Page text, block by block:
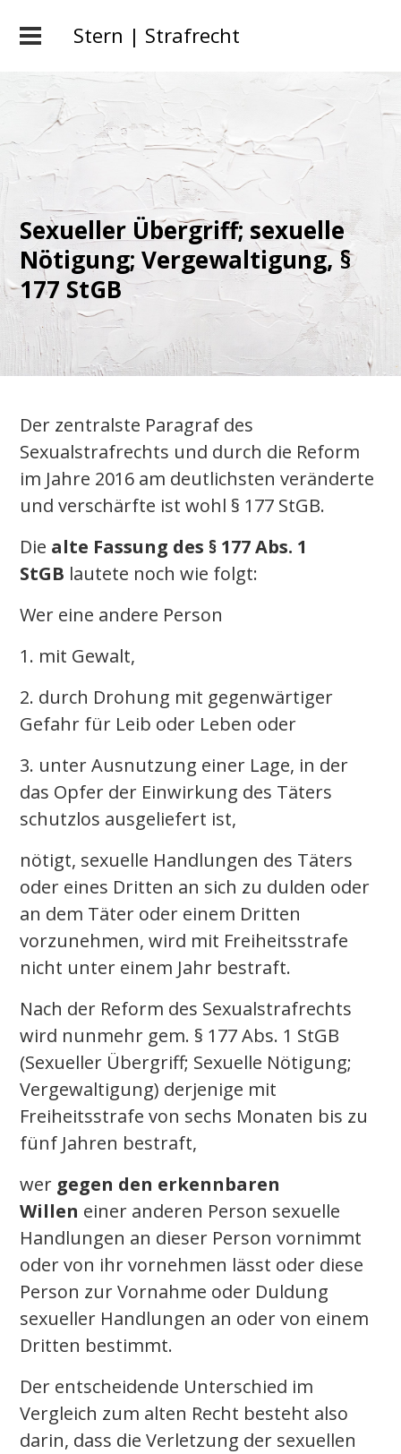
Stern | Strafrecht
Sexueller Übergriff; sexuelle
Nötigung; Vergewaltigung, §
177 StGB
Der zentralste Paragraf des
Sexualstrafrechts und durch die Reform
im Jahre 2016 am deutlichsten veränderte
und verschärfte ist wohl § 177 StGB.
Die alte Fassung des § 177 Abs. 1
StGB lautete noch wie folgt:
Wer eine andere Person
1. mit Gewalt,
2. durch Drohung mit gegenwärtiger
Gefahr für Leib oder Leben oder
3. unter Ausnutzung einer Lage, in der
das Opfer der Einwirkung des Täters
schutzlos ausgeliefert ist,
nötigt, sexuelle Handlungen des Täters
oder eines Dritten an sich zu dulden oder
an dem Täter oder einem Dritten
vorzunehmen, wird mit Freiheitsstrafe
nicht unter einem Jahr bestraft.
Nach der Reform des Sexualstrafrechts
wird nunmehr gem. § 177 Abs. 1 StGB
(Sexueller Übergriff; Sexuelle Nötigung;
Vergewaltigung) derjenige mit
Freiheitsstrafe von sechs Monaten bis zu
fünf Jahren bestraft,
wer gegen den erkennbaren
Willen einer anderen Person sexuelle
Handlungen an dieser Person vornimmt
oder von ihr vornehmen lässt oder diese
Person zur Vornahme oder Duldung
sexueller Handlungen an oder von einem
Dritten bestimmt.
Der entscheidende Unterschied im
Vergleich zum alten Recht besteht also
darin, dass die Verletzung der sexuellen